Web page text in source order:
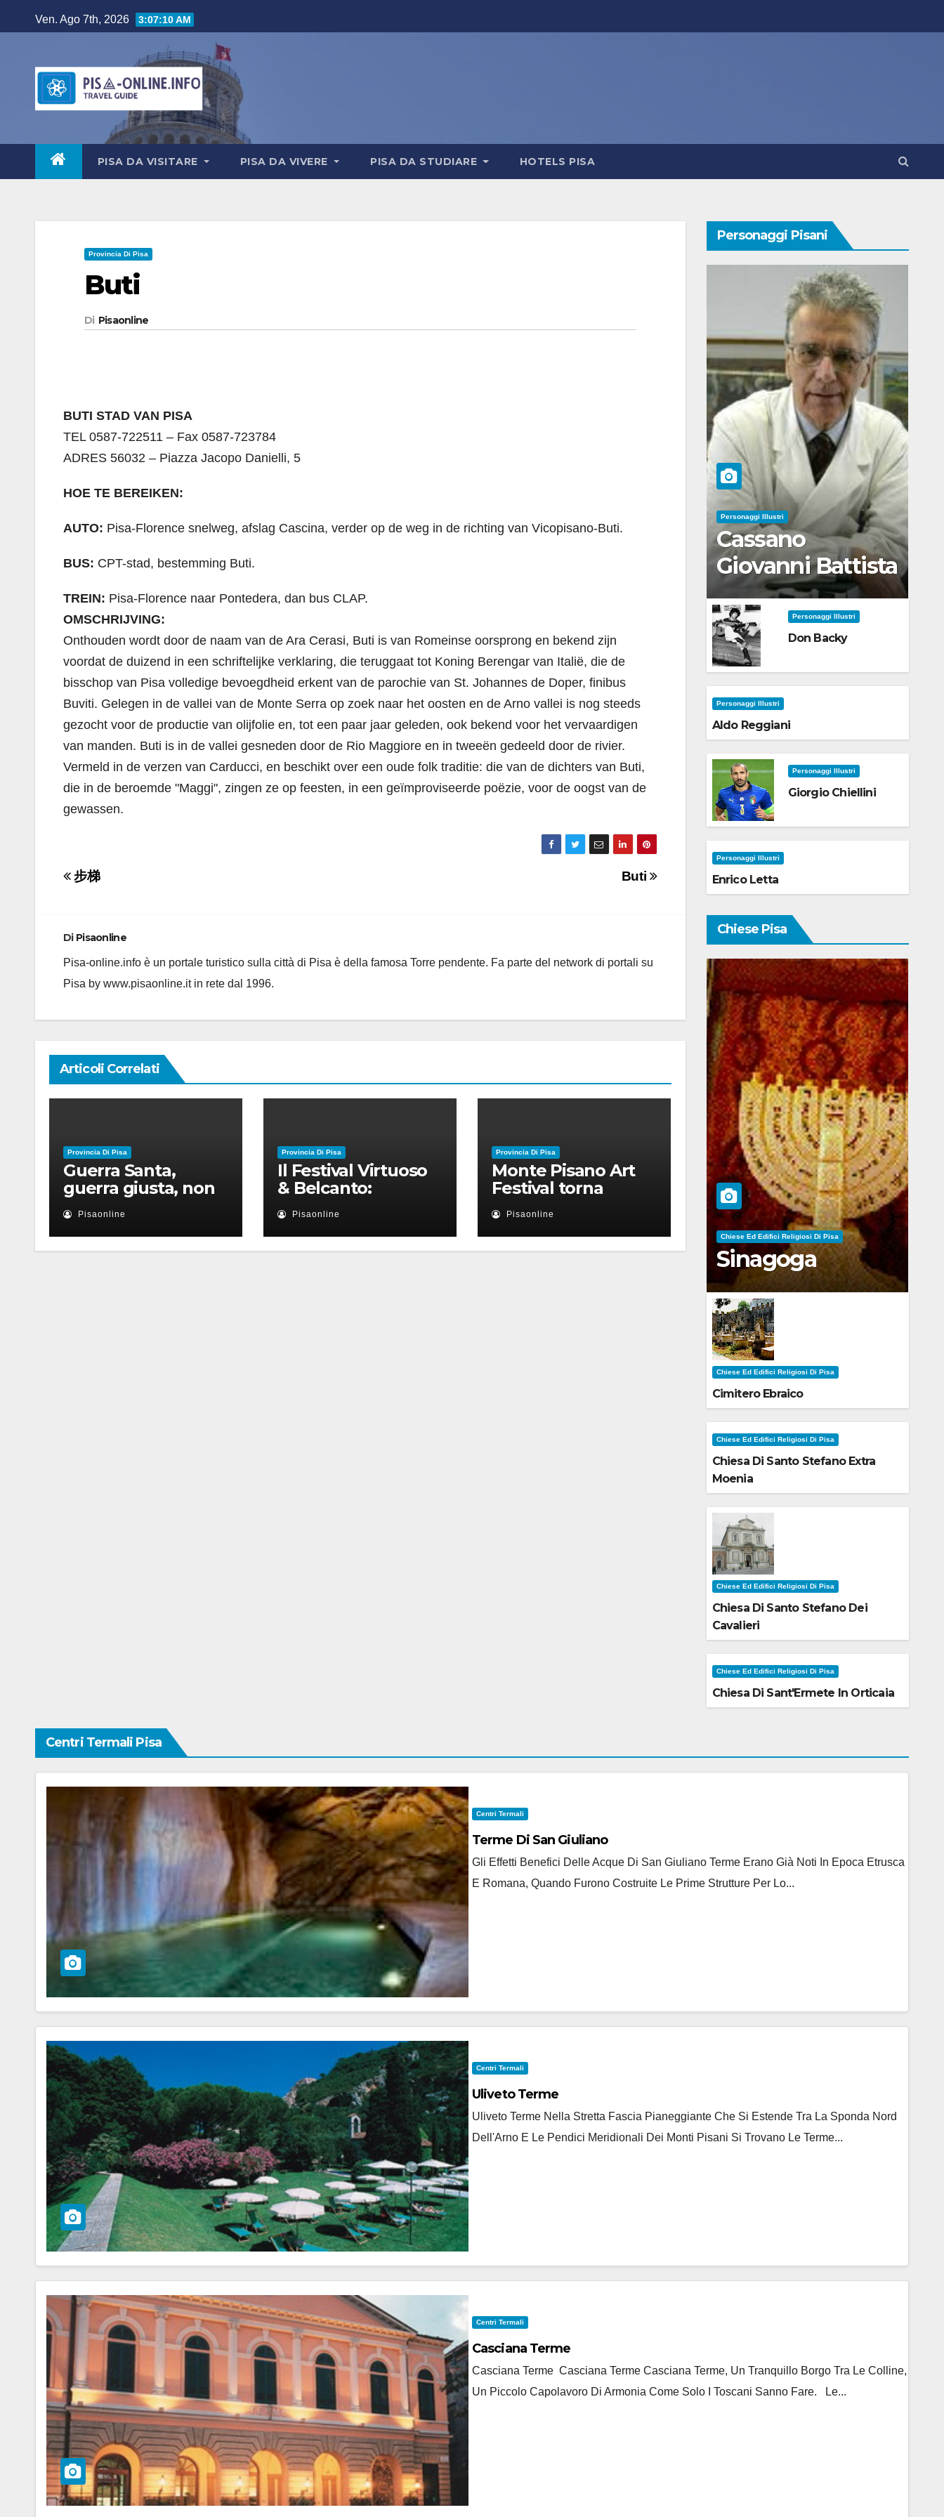
al
Ven. Ago 7th, 2026 3:07:11 AM
PISA DA VISITARE PISA DA VIVERE PISA DA STUDIARE HOTELS PISA
Provincia Di Pisa
Buti
Di Pisaonline
BUTI STAD VAN PISA
TEL 0587-722511 – Fax 0587-723784
ADRES 56032 – Piazza Jacopo Danielli, 5
HOE TE BEREIKEN:
AUTO: Pisa-Florence snelweg, afslag Cascina, verder op de weg in de richting van Vicopisano-Buti.
BUS: CPT-stad, bestemming Buti.
TREIN: Pisa-Florence naar Pontedera, dan bus CLAP.
OMSCHRIJVING:
Onthouden wordt door de naam van de Ara Cerasi, Buti is van Romeinse oorsprong en bekend zijn
voordat de duizend in een schriftelijke verklaring, die teruggaat tot Koning Berengar van Italië, die de
bisschop van Pisa volledige bevoegdheid erkent van de parochie van St. Johannes de Doper, finibus
Buviti. Gelegen in de vallei van de Monte Serra op zoek naar het oosten en de Arno vallei is nog steeds
gezocht voor de productie van olijfolie en, tot een paar jaar geleden, ook bekend voor het vervaardigen
van manden. Buti is in de vallei gesneden door de Rio Maggiore en in tweeën gedeeld door de rivier.
Vermeld in de verzen van Carducci, en beschikt over een oude folk traditie: die van de dichters van Buti,
die in de beroemde "Maggi", zingen ze op feesten, in een geïmproviseerde poëzie, voor de oogst van de
gewassen.
Navigazione
Buti
步梯
Di Pisaonline
Pisa-online.info è un portale turistico sulla città di Pisa è della famosa Torre pendente. Fa parte del network di portali su
Pisa by www.pisaonline.it in rete dal 1996.
Articoli Correlati
Provincia Di Pisa
Guerra Santa,
guerra giusta, non
violenza: le religioni
nel nuovo disordine
mondiale
Pisaonline
Provincia Di Pisa
Il Festival Virtuoso
& Belcanto:
appuntamento il 28
luglio a Palazzo Blu
con Ruben Micieli
Pisaonline
Provincia Di Pisa
Monte Pisano Art
Festival torna
anche nel 2026
Pisaonline
Personaggi Pisani
Personaggi Illustri
Cassano
Giovanni Battista
Personaggi Illustri
Don Backy
Personaggi Illustri
Aldo Reggiani
Personaggi Illustri
Giorgio Chiellini
Personaggi Illustri
Enrico Letta
Chiese Pisa
Chiese Ed Edifici Religiosi Di Pisa
Sinagoga
Chiese Ed Edifici Religiosi Di Pisa
Cimitero Ebraico
Chiese Ed Edifici Religiosi Di Pisa
Chiesa Di Santo Stefano Extra
Moenia
Chiese Ed Edifici Religiosi Di Pisa
Chiesa Di Santo Stefano Dei
Cavalieri
Chiese Ed Edifici Religiosi Di Pisa
Chiesa Di Sant'Ermete In Orticaia
Centri Termali Pisa
Centri Termali
Terme Di San Giuliano
Gli Effetti Benefici Delle Acque Di San Giuliano Terme Erano Già Noti In Epoca Etrusca
E Romana, Quando Furono Costruite Le Prime Strutture Per Lo...
Centri Termali
Uliveto Terme
Uliveto Terme Nella Stretta Fascia Pianeggiante Che Si Estende Tra La Sponda Nord
Dell'Arno E Le Pendici Meridionali Dei Monti Pisani Si Trovano Le Terme...
Centri Termali
Casciana Terme
Casciana Terme Casciana Terme Casciana Terme, Un Tranquillo Borgo Tra Le Colline,
Un Piccolo Capolavoro Di Armonia Come Solo I Toscani Sanno Fare. Le...